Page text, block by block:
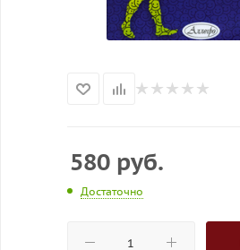
580руб.
Достаточно